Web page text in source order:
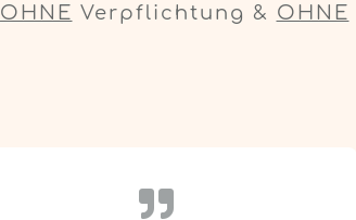
OHNE Verpflichtung & OHNE